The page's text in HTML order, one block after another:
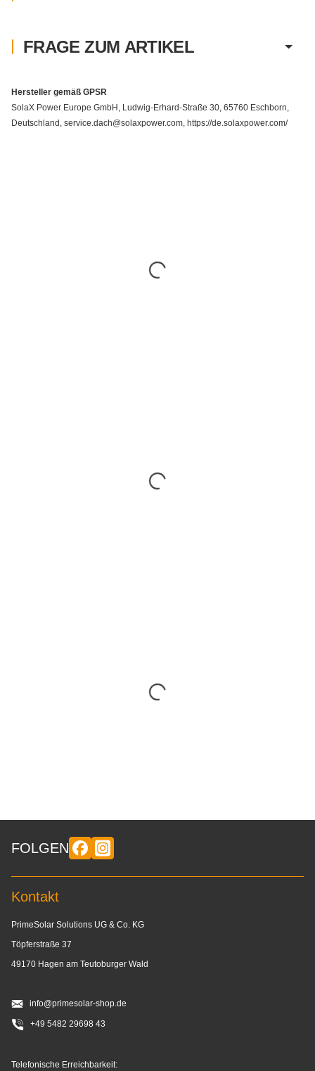
FRAGE ZUM ARTIKEL
Hersteller gemäß GPSR
SolaX Power Europe GmbH, Ludwig-Erhard-Straße 30, 65760 Eschborn,
Deutschland, service.dach@solaxpower.com, https://de.solaxpower.com/
FOLGEN
Kontakt
PrimeSolar Solutions UG & Co. KG
Töpferstraße 37
49170 Hagen am Teutoburger Wald
info@primesolar-shop.de
+49 5482 29698 43
Telefonische Erreichbarkeit: